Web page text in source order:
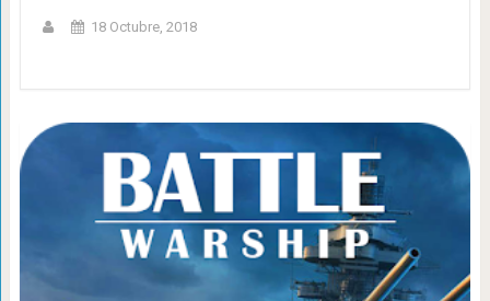
18 Octubre, 2018